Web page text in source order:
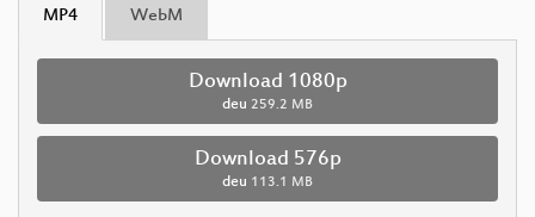
MP4 WebM
Download 1080p
deu 259.2 MB
Download 576p
deu 113.1 MB